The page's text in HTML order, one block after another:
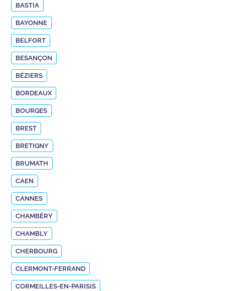
BASTIA
BAYONNE
BELFORT
BESANÇON
BÉZIERS
BORDEAUX
BOURGES
BREST
BRETIGNY
BRUMATH
CAEN
CANNES
CHAMBÉRY
CHAMBLY
CHERBOURG
CLERMONT-FERRAND
CORMEILLES-EN-PARISIS